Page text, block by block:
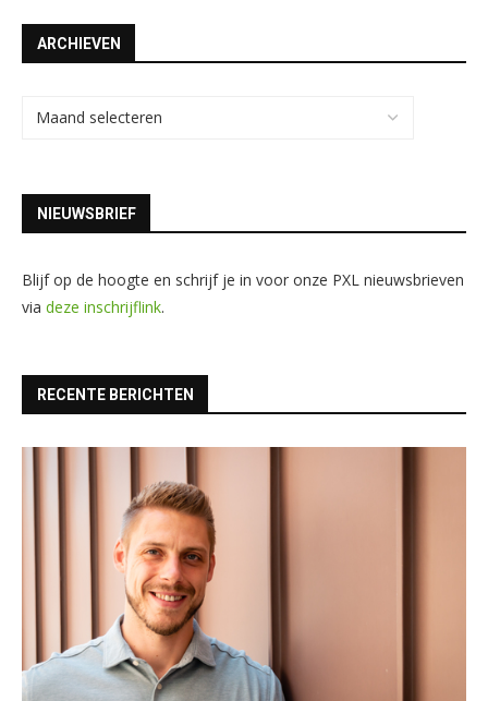
ARCHIEVEN
NIEUWSBRIEF
Blijf op de hoogte en schrijf je in voor onze PXL nieuwsbrieven
via deze inschrijflink.
RECENTE BERICHTEN